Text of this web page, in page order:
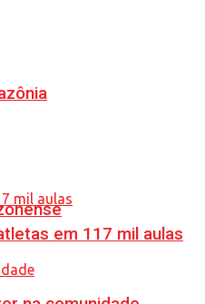
em 117 mil aulas